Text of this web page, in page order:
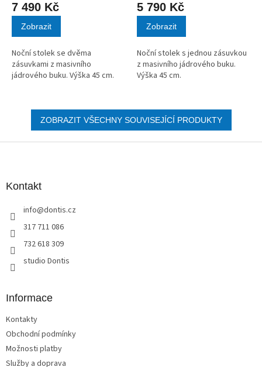
7 490 Kč
Zobrazit
Noční stolek se dvěma
zásuvkami z masivního
jádrového buku. Výška 45 cm.
5 790 Kč
Zobrazit
Noční stolek s jednou zásuvkou
z masivního jádrového buku.
Výška 45 cm.
ZOBRAZIT VŠECHNY SOUVISEJÍCÍ PRODUKTY
Kontakt
info@dontis.cz
317 711 086
732 618 309
studio Dontis
Informace
Kontakty
Obchodní podmínky
Možnosti platby
Služby a doprava